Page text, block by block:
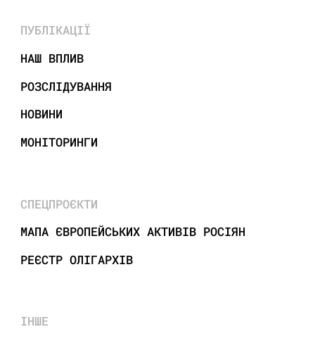
ПУБЛІКАЦІЇ
НАШ ВПЛИВ
РОЗСЛІДУВАННЯ
НОВИНИ
МОНІТОРИНГИ
СПЕЦПРОЄКТИ
МАПА ЄВРОПЕЙСЬКИХ АКТИВІВ РОСІЯН
РЕЄСТР ОЛІГАРХІВ
ІНШЕ